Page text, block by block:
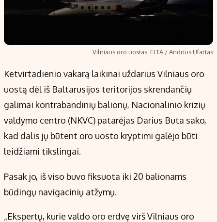
Vilniaus oro uostas. ELTA / Andrius Ufartas
Ketvirtadienio vakarą laikinai uždarius Vilniaus oro
uostą dėl iš Baltarusijos teritorijos skrendančių
galimai kontrabandinių balionų, Nacionalinio krizių
valdymo centro (NKVC) patarėjas Darius Buta sako,
kad dalis jų būtent oro uosto kryptimi galėjo būti
leidžiami tikslingai.
Pasak jo, iš viso buvo fiksuota iki 20 balionams
būdingų navigacinių atžymų.
„Ekspertų, kurie valdo oro erdvę virš Vilniaus oro